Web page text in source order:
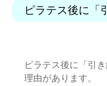
ピラテス後に「
ピラテス後に「引
理由があります。